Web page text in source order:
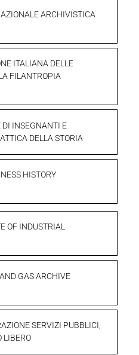
ARCHIVISTICA
ITALIANA DELLE
FILANTROPIA
DI INSEGNANTI E
DELLA STORIA
HISTORY
OF INDUSTRIAL
GAS ARCHIVE
SERVIZI PUBBLICI,
LIBERO